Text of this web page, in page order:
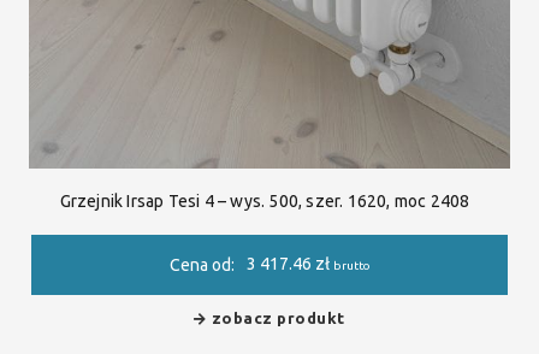
Grzejnik Irsap Tesi 4 – wys. 500, szer. 1620, moc 2408
Cena od: 3 417.46 zł brutto
zobacz produkt